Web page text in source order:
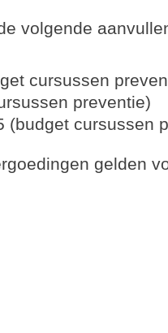
volgende
cursussen
preventie)
(budget cursussen
gelden